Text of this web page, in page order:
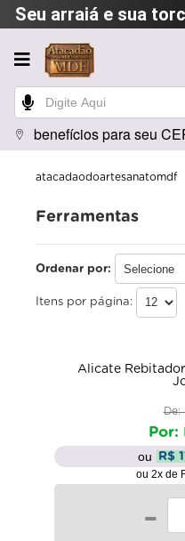
Seu arraiá e sua
benefícios para seu
atacadaodoartesanatomdf
Ferramentas
Ordenar por:
Itens por página:
Alicate
De:
Por:
ou R$
ou 2x de
-